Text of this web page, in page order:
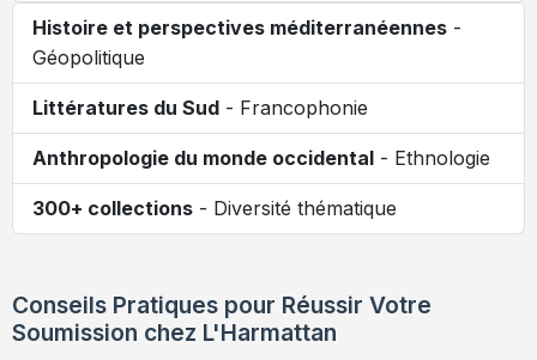
Histoire et perspectives méditerranéennes -
Géopolitique
Littératures du Sud - Francophonie
Anthropologie du monde occidental - Ethnologie
300+ collections - Diversité thématique
Conseils Pratiques pour Réussir Votre
Soumission chez L'Harmattan